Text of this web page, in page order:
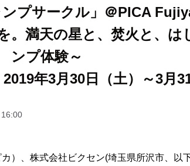
ンプサークル」＠PICA
。満天の星と、焚火と、は
ンプ体験～
年3月30日（土）～3月31
）、株式会社ビクセン(埼玉県所沢市、以